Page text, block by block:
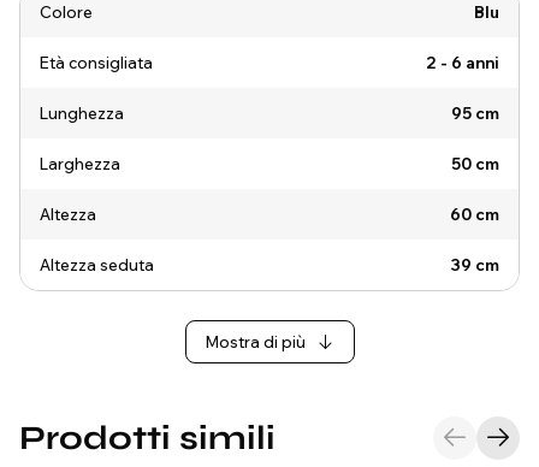
Colore Blu
Età consigliata 2 - 6 anni
Lunghezza 95 cm
Larghezza 50 cm
Altezza 60 cm
Altezza seduta 39 cm
Mostra di più
Prodotti simili